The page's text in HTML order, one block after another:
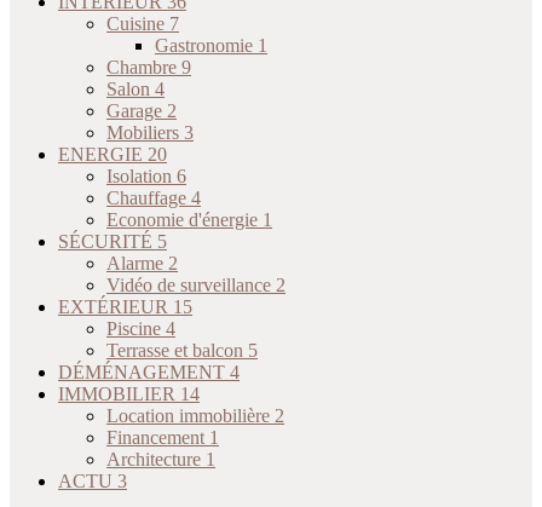
Cuisine 7
Gastronomie 1
Chambre 9
Salon 4
Garage 2
Mobiliers 3
ENERGIE 20
Isolation 6
Chauffage 4
Economie d'énergie 1
SÉCURITÉ 5
Alarme 2
Vidéo de surveillance 2
EXTÉRIEUR 15
Piscine 4
Terrasse et balcon 5
DÉMÉNAGEMENT 4
IMMOBILIER 14
Location immobilière 2
Financement 1
Architecture 1
ACTU 3